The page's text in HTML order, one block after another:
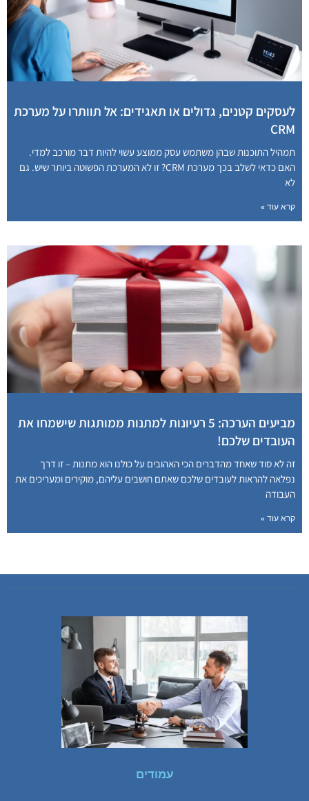
לעסקים קטנים, גדולים או תאגידים: אל תוותרו על מערכת
CRM
תמהיל התוכנות שבהן משתמש עסק ממוצע עשוי להיות דבר מורכב למדי.
האם כדאי לשלב בכך מערכת CRM? זו לא המערכת הפשוטה ביותר שיש. גם
לא
קרא עוד »
מביעים הערכה: 5 רעיונות למתנות ממותגות שישמחו את
העובדים שלכם!
זה לא סוד שאחד מהדברים הכי האהובים על כולנו הוא מתנות – זו דרך
נפלאה להראות לעובדים שלכם שאתם חושבים עליהם, מוקירים ומעריכים את
העבודה
קרא עוד »
עמודים